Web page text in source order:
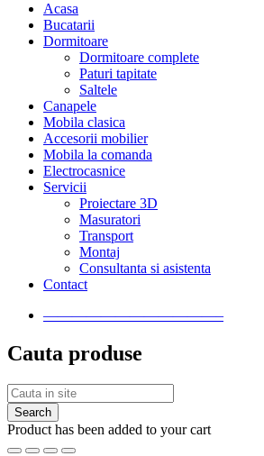
Acasa
Bucatarii
Dormitoare
Dormitoare complete
Paturi tapitate
Saltele
Canapele
Mobila clasica
Accesorii mobilier
Mobila la comanda
Electrocasnice
Servicii
Proiectare 3D
Masuratori
Transport
Montaj
Consultanta si asistenta
Contact
————————————–
Cauta produse
Product has been added to your cart